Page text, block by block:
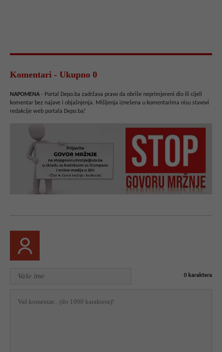
Komentari - Ukupno 0
NAPOMENA - Portal Depo.ba zadržava pravo da obriše neprimjereni dio ili cijeli
komentar bez najave i objašnjenja. Mišljenja iznešena u komentarima nisu stavovi
redakcije web portala Depo.ba!
0 karaktera